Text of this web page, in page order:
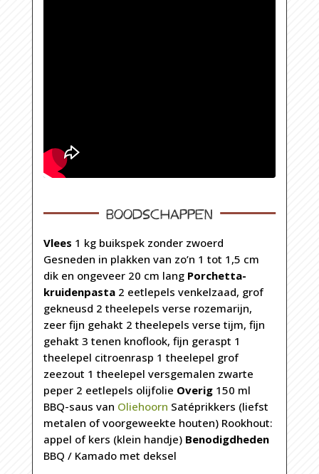
Boodschappen
Vlees 1 kg buikspek zonder zwoerd
Gesneden in plakken van zo’n 1 tot 1,5 cm
dik en ongeveer 20 cm lang Porchetta-
kruidenpasta2 eetlepels venkelzaad, grof
gekneusd 2 theelepels verse rozemarijn,
zeer fijn gehakt 2 theelepels verse tijm, fijn
gehakt 3 tenen knoflook, fijn geraspt 1
theelepel citroenrasp 1 theelepel grof
zeezout 1 theelepel versgemalen zwarte
peper 2 eetlepels olijfolie Overig150 ml
BBQ-saus van Oliehoorn Satéprikkers (liefst
metalen of voorgeweekte houten) Rookhout:
appel of kers (klein handje) Benodigdheden
BBQ / Kamado met deksel